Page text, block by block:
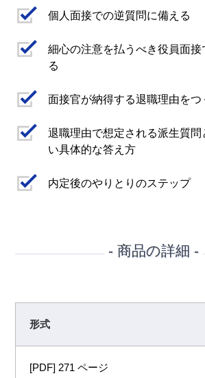
個人面接での逆質問に備える
細心の注意を払うべき役員面接
る
面接官が納得する退職理由をつ
退職理由で想定される派生質
い具体的な答え方
内定後のやりとりのステップ
- 商品の詳細 -
形式
[PDF] 271 ページ